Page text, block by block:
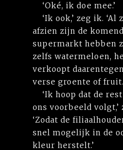
‘Oké, ik doe mee.’
‘Ik ook,’ zeg ik. ‘Al
afzien zijn de
supermarkt hebben
zelfs watermeloen,
verkoopt
verse groente of
‘Ik hoop dat de
ons voorbeeld volgt,’
‘Zodat de
snel mogelijk in de
kleur herstelt.’